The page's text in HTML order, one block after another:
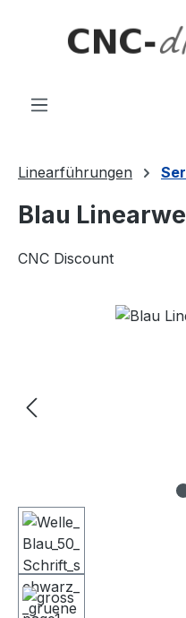
Linearführungen
Blau
CNC Discount
Bildergalerie